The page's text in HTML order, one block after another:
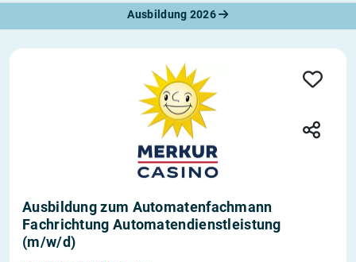
Ausbildung 2026
Ausbildung zum Automatenfachmann
Fachrichtung Automatendienstleistung
(m/w/d)